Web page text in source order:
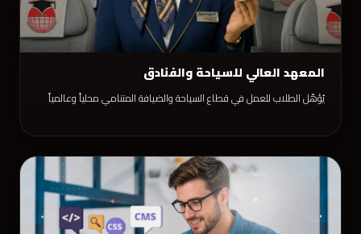
المعهد العالي للسياحة والفنادق
يُؤهّل الطلاب للعمل في قطاع السياحة والضيافة المتنامي محلياً وعالمياً